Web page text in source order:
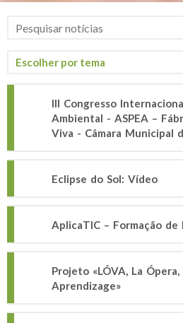
III Congresso
Ambiental - ASPEA –
Viva - Câmara Municipal
Eclipse do Sol: Vídeo
AplicaTIC – Formação de
Projeto «LÓVA, La
Aprendizage»